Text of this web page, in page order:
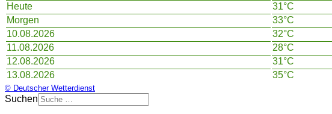
Heute
31°C
Morgen
33°C
10.08.2026
32°C
11.08.2026
28°C
12.08.2026
31°C
13.08.2026
35°C
© Deutscher Wetterdienst
Suchen